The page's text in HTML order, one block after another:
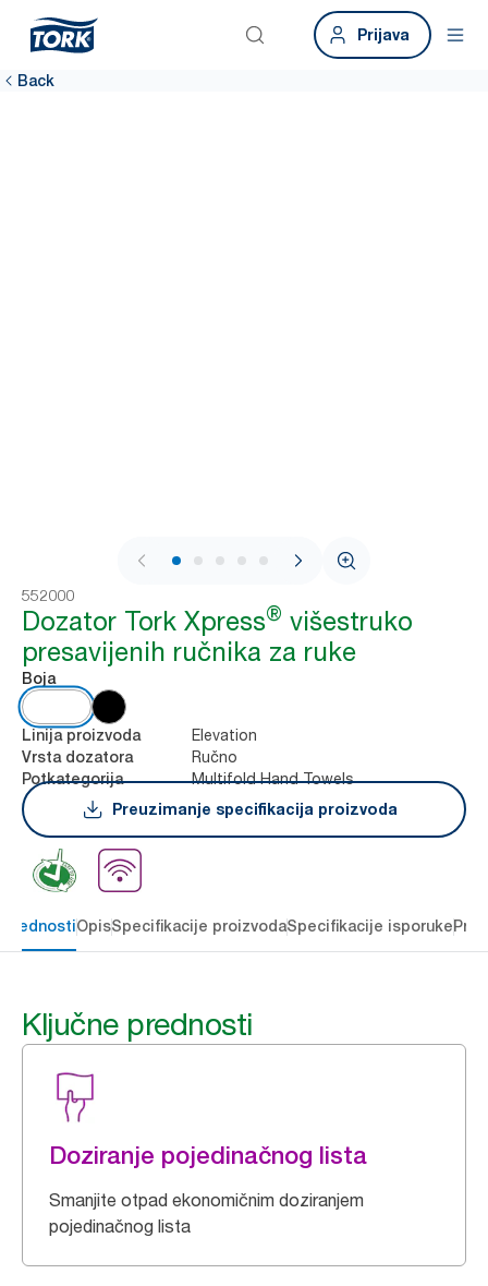
Prijava
Back
1 / 8
552000
Dozator Tork Xpress® višestruko
presavijenih ručnika za ruke
Boja
Linija proizvoda Elevation
Vrsta dozatora Ručno
Potkategorija
Multifold Hand Towels
Preuzimanje specifikacija proizvoda
prednostiOpisSpecifikacije proizvodaSpecifikacije isporuke
Ključne prednosti
Doziranje pojedinačnog lista
Smanjite otpad ekonomičnim doziranjem
pojedinačnog lista